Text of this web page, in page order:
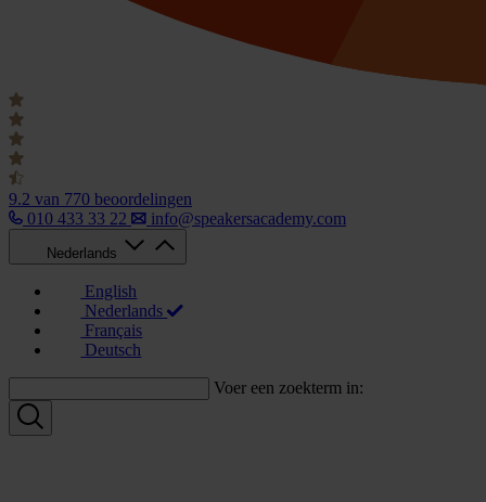
9.2 van 770 beoordelingen
010 433 33 22
info@speakersacademy.com
Nederlands
English
Nederlands
Français
Deutsch
Voer een zoekterm in: